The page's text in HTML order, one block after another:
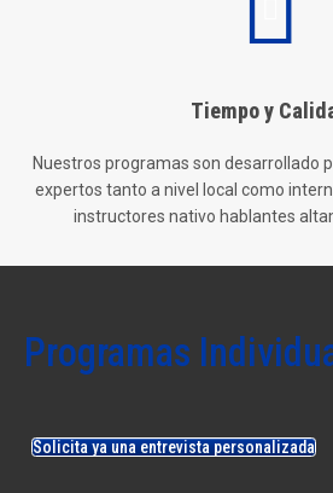
Tiempo y
Nuestros programas son desarrollado
expertos tanto a nivel local como
instructores nativo hablantes
Programas
Solicita ya una entrevista personalizada